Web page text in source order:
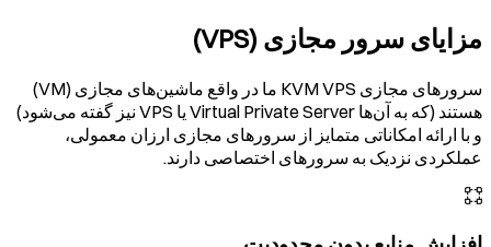
مزایای سرور مجازی (VPS)
سرورهای مجازی KVM VPS ما در واقع ماشین‌های مجازی (VM)
هستند (که به آن‌ها Virtual Private Server یا VPS نیز گفته می‌شود)
و با ارائه امکاناتی متمایز از سرورهای مجازی ارزان معمولی،
عملکردی نزدیک به سرورهای اختصاصی دارند.